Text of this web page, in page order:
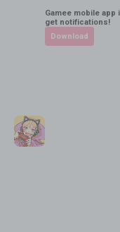
Gamee mobile
get notifications!
Download